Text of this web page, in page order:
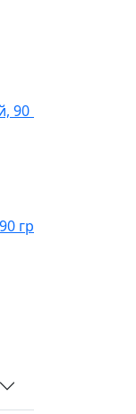
гр. 63 мм (2,5")